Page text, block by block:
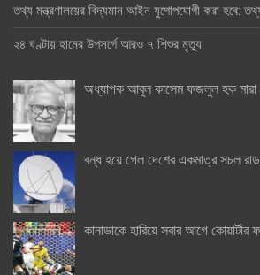
তথ্য মন্ত্রণালয়ের বিদ্যমান আইন যুগোপযোগী করা হবে:
২৪ ঘণ্টায় হামের উপসর্গে আরও ৭ শিশুর মৃত্যু
অধ্যাপক আবুল কাসেম ফজলুল হক
বন্ধ হয়ে গেল দেশের একমাত্র সচল
কানাডাকে হারিয়ে সবার আগে